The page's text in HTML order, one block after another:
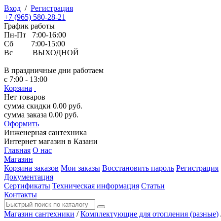
Вход / Регистрация
+7 (965) 580-28-21
График работы
Пн-Пт 7:00-16:00
Сб 7:00-15:00
Вс ВЫХОДНОЙ
В праздничные дни работаем
с 7:00 - 13:00
Корзина
Нет товаров
сумма скидки 0.00 руб.
сумма заказа 0.00 руб.
Оформить
Инженерная сантехника
Интернет магазин в Казани
Главная О нас
Магазин
Корзина заказов Мои заказы Восстановить пароль Регистрация
Документация
Сертификаты Техническая информация Статьи
Контакты
Магазин сантехники / Комплектующие для отопления (разные)